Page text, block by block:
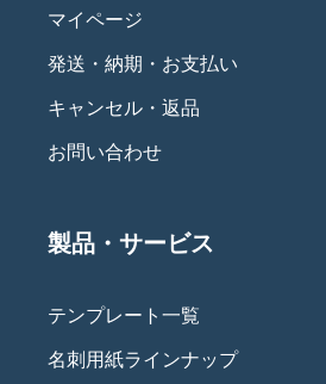
マイページ
発送・納期・お支払い
キャンセル・返品
お問い合わせ
製品・サービス
テンプレート一覧
名刺用紙ラインナップ